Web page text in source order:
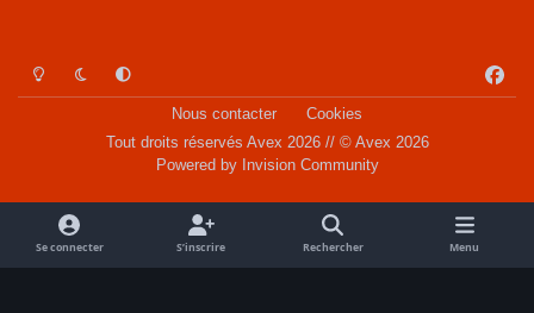
Light ModeDark ModeSystem Preference
a
o
k
Nous contacter
Cookies
Tout droits réservés Avex 2026 // © Avex 2026
Powered by Invision Community
Se connecter S’inscrire Rechercher Menu